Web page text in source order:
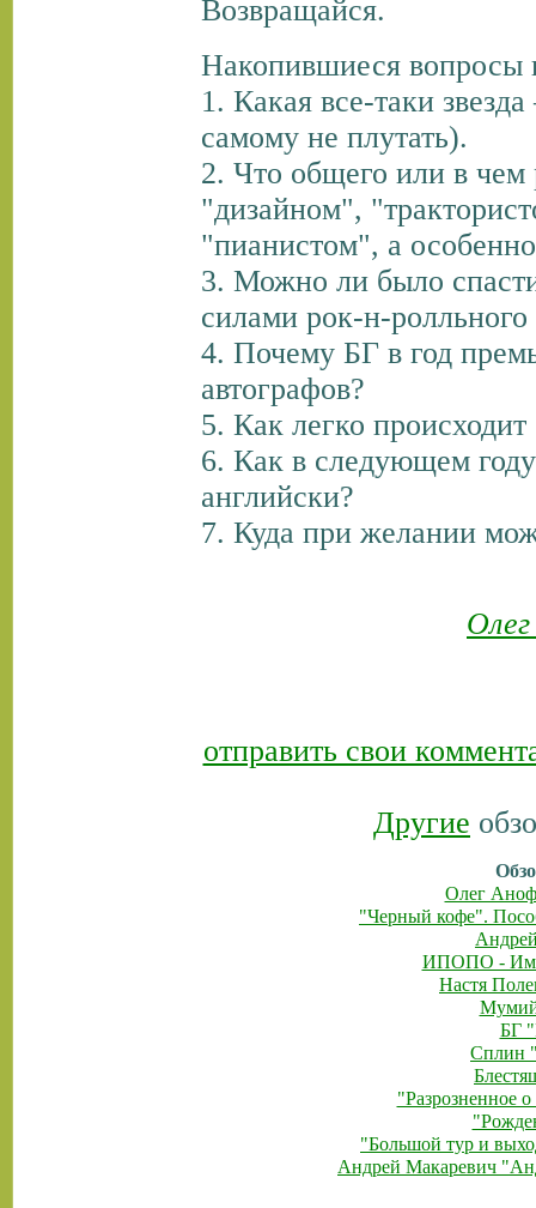
Возвращайся.
Накопившиеся вопросы
1. Какая все-таки
самому не плутать).
2. Что общего или в
"дизайном",
"пианистом", а
3. Можно ли было
силами рок-н-
4. Почему БГ в год
автографов?
5. Как легко
6. Как в следующем
английски?
7. Куда при желании
отправить свои
Другие
Олег
"Черный кофе".
ИПОПО -
Настя
БГ
Сплин
"Разрозненное
"Большой тур и
Андрей Макаревич